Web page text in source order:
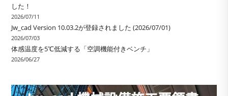
した！
2026/07/11
Jw_cad Version 10.03.2が登録されました (2026/07/01)
2026/07/03
体感温度を5℃低減する「空調機能付きベンチ」
2026/06/27